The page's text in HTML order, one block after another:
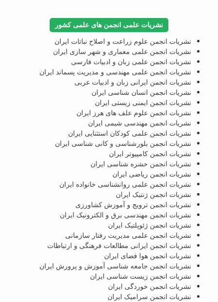
نشریات علمی انجمن های علمی کشور
نشریات انجمن علوم زراعت و اصلاح نباتات ایران
نشریات انجمن علمی معماری و شهر سازی ایران
نشریات انجمن علمی زبان و ادبیات فارسی
نشریات انجمن علمی مهندسی و مدیریت پسماند ایران
نشریات انجمن ایرانی زبان و ادبیات عربی
نشریات انجمن انسان شناسی ایران
نشریات انجمن ایمنی زیستی ایران
نشریات انجمن علوم علف های هرز ایران
نشریات انجمن مهندسی شیمی ایران
نشریات انجمن علمی کودکان استثنایی ایران
نشریات انجمن بلورشناسی و کانی شناسی ایران
نشریات انجمن کامپیوتر ایران
نشریات انجمن حشره شناسی ایران
نشریات انجمن ریاضی ایران
نشریات انجمن علمی روانشناسی خانواده ایران
نشریات انجمن ژنتیک ایران
نشریات انجمن ترویج و آموزش کشاورزی
نشریات انجمن مهندسی برق و الکترونیک ایران
نشریات انجمن ژئوپلتیک ایران
نشریات انجمن علمی مدیریت رفتار سازمانی
نشریات انجمن ایرانی مطالعات فرهنگی و ارتباطات
نشریات انجمن هوا فضای ایران
نشریات انجمن جامعه شناسی آموزش و پرورش ایران
نشریات انجمن زیست شناسی ایران
نشریات انجمن خوردگی ایران
نشریات انجمن سرامیک ایران